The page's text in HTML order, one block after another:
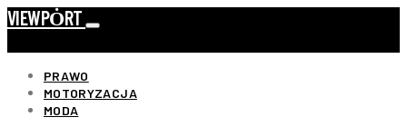
VIEWPȮRT
PRAWO
MOTORYZACJA
MODA